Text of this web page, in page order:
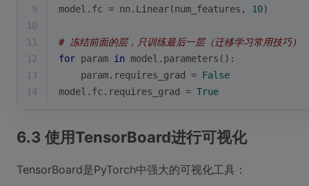
9
model.fc = nn.Linear(num_features, 10)
10
11
# 冻结前面的层，只训练最后一层（迁移学习常用技巧）
12
for param in model.parameters():
13
    param.requires_grad =
False
14
model.fc.requires_grad = True
6.3 使用TensorBoard进行可视化
TensorBoard是PyTorch中强大的可视化工具：